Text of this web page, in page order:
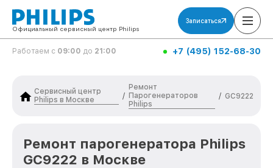
Официальный сервисный центр Philips
Записаться
Работаем с 09:00 до 21:00 +7 (495) 152-68-30
Сервисный центр
Philips в Москве
/
Ремонт
Парогенераторов
Philips
/ GC9222
Ремонт парогенератора Philips
GC9222 в Москве